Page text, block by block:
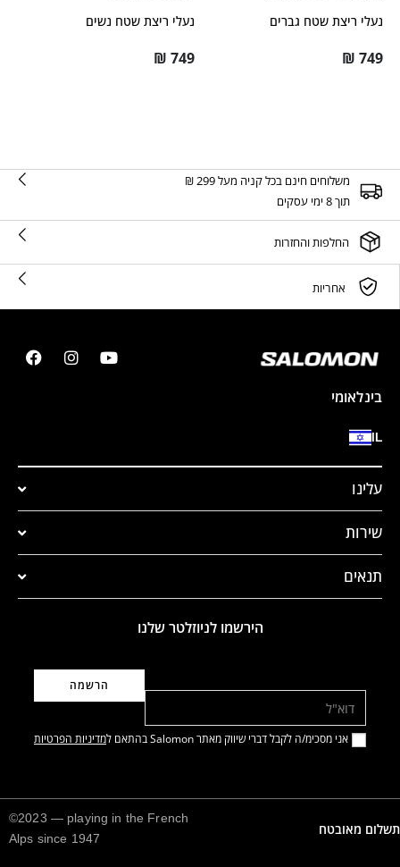
נעלי ריצת שטח גברים
₪ 749
נעלי ריצת שטח נשים
₪ 749
משלוחים חינם בכל קניה מעל 299 ₪
תוך 8 ימי עסקים
החלפות והחזרות
אחריות
בינלאומי
IL
עלינו
שירות
תנאים
הירשמו לניוזלטר שלנו
אני מסכימ/ה לקבל דברי שיווק מאתר Salomon בהתאם ל מדיניות הפרטיות
תשלום מאובטח
©2023 — playing in the French
Alps since 1947